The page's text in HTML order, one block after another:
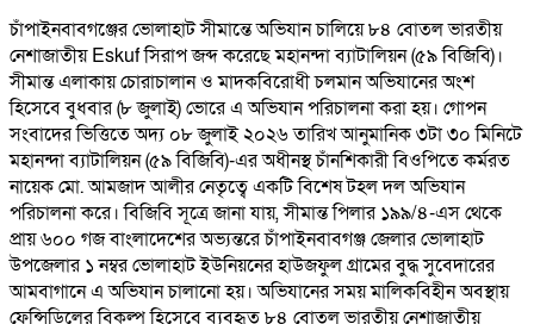
চাঁপাইনবাবগঞ্জের ভোলাহাট সীমান্তে অভিযান চালিয়ে ৮৪ বোতল ভারতীয়
নেশাজাতীয় Eskuf সিরাপ জব্দ করেছে মহানন্দা ব্যাটালিয়ন (৫৯ বিজিবি)।
সীমান্ত এলাকায় চোরাচালান ও মাদকবিরোধী চলমান অভিযানের অংশ
হিসেবে বুধবার (৮ জুলাই) ভোরে এ অভিযান পরিচালনা করা হয়। গোপন
সংবাদের ভিত্তিতে অদ্য ০৮ জুলাই ২০২৬ তারিখ আনুমানিক ৩টা ৩০ মিনিটে
মহানন্দা ব্যাটালিয়ন (৫৯ বিজিবি)-এর অধীনস্থ চাঁনশিকারী বিওপিতে কর্মরত
নায়েক মো. আমজাদ আলীর নেতৃত্বে একটি বিশেষ টহল দল অভিযান
পরিচালনা করে। বিজিবি সূত্রে জানা যায়, সীমান্ত পিলার ১৯৯/৪-এস থেকে
প্রায় ৬০০ গজ বাংলাদেশের অভ্যন্তরে চাঁপাইনবাবগঞ্জ জেলার ভোলাহাট
উপজেলার ১ নম্বর ভোলাহাট ইউনিয়নের হাউজফুল গ্রামের বুদ্ধ সুবেদারের
আমবাগানে এ অভিযান চালানো হয়। অভিযানের সময় মালিকবিহীন অবস্থায়
ফেন্সিডিলের বিকল্প হিসেবে ব্যবহৃত ৮৪ বোতল ভারতীয় নেশাজাতীয়